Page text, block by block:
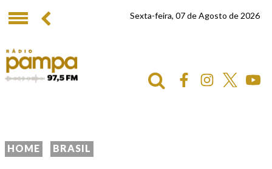
Sexta-feira, 07 de Agosto de 2026
HOME BRASIL